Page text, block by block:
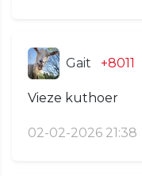
Gait +8011
Vieze kuthoer
02-02-2026 21:38